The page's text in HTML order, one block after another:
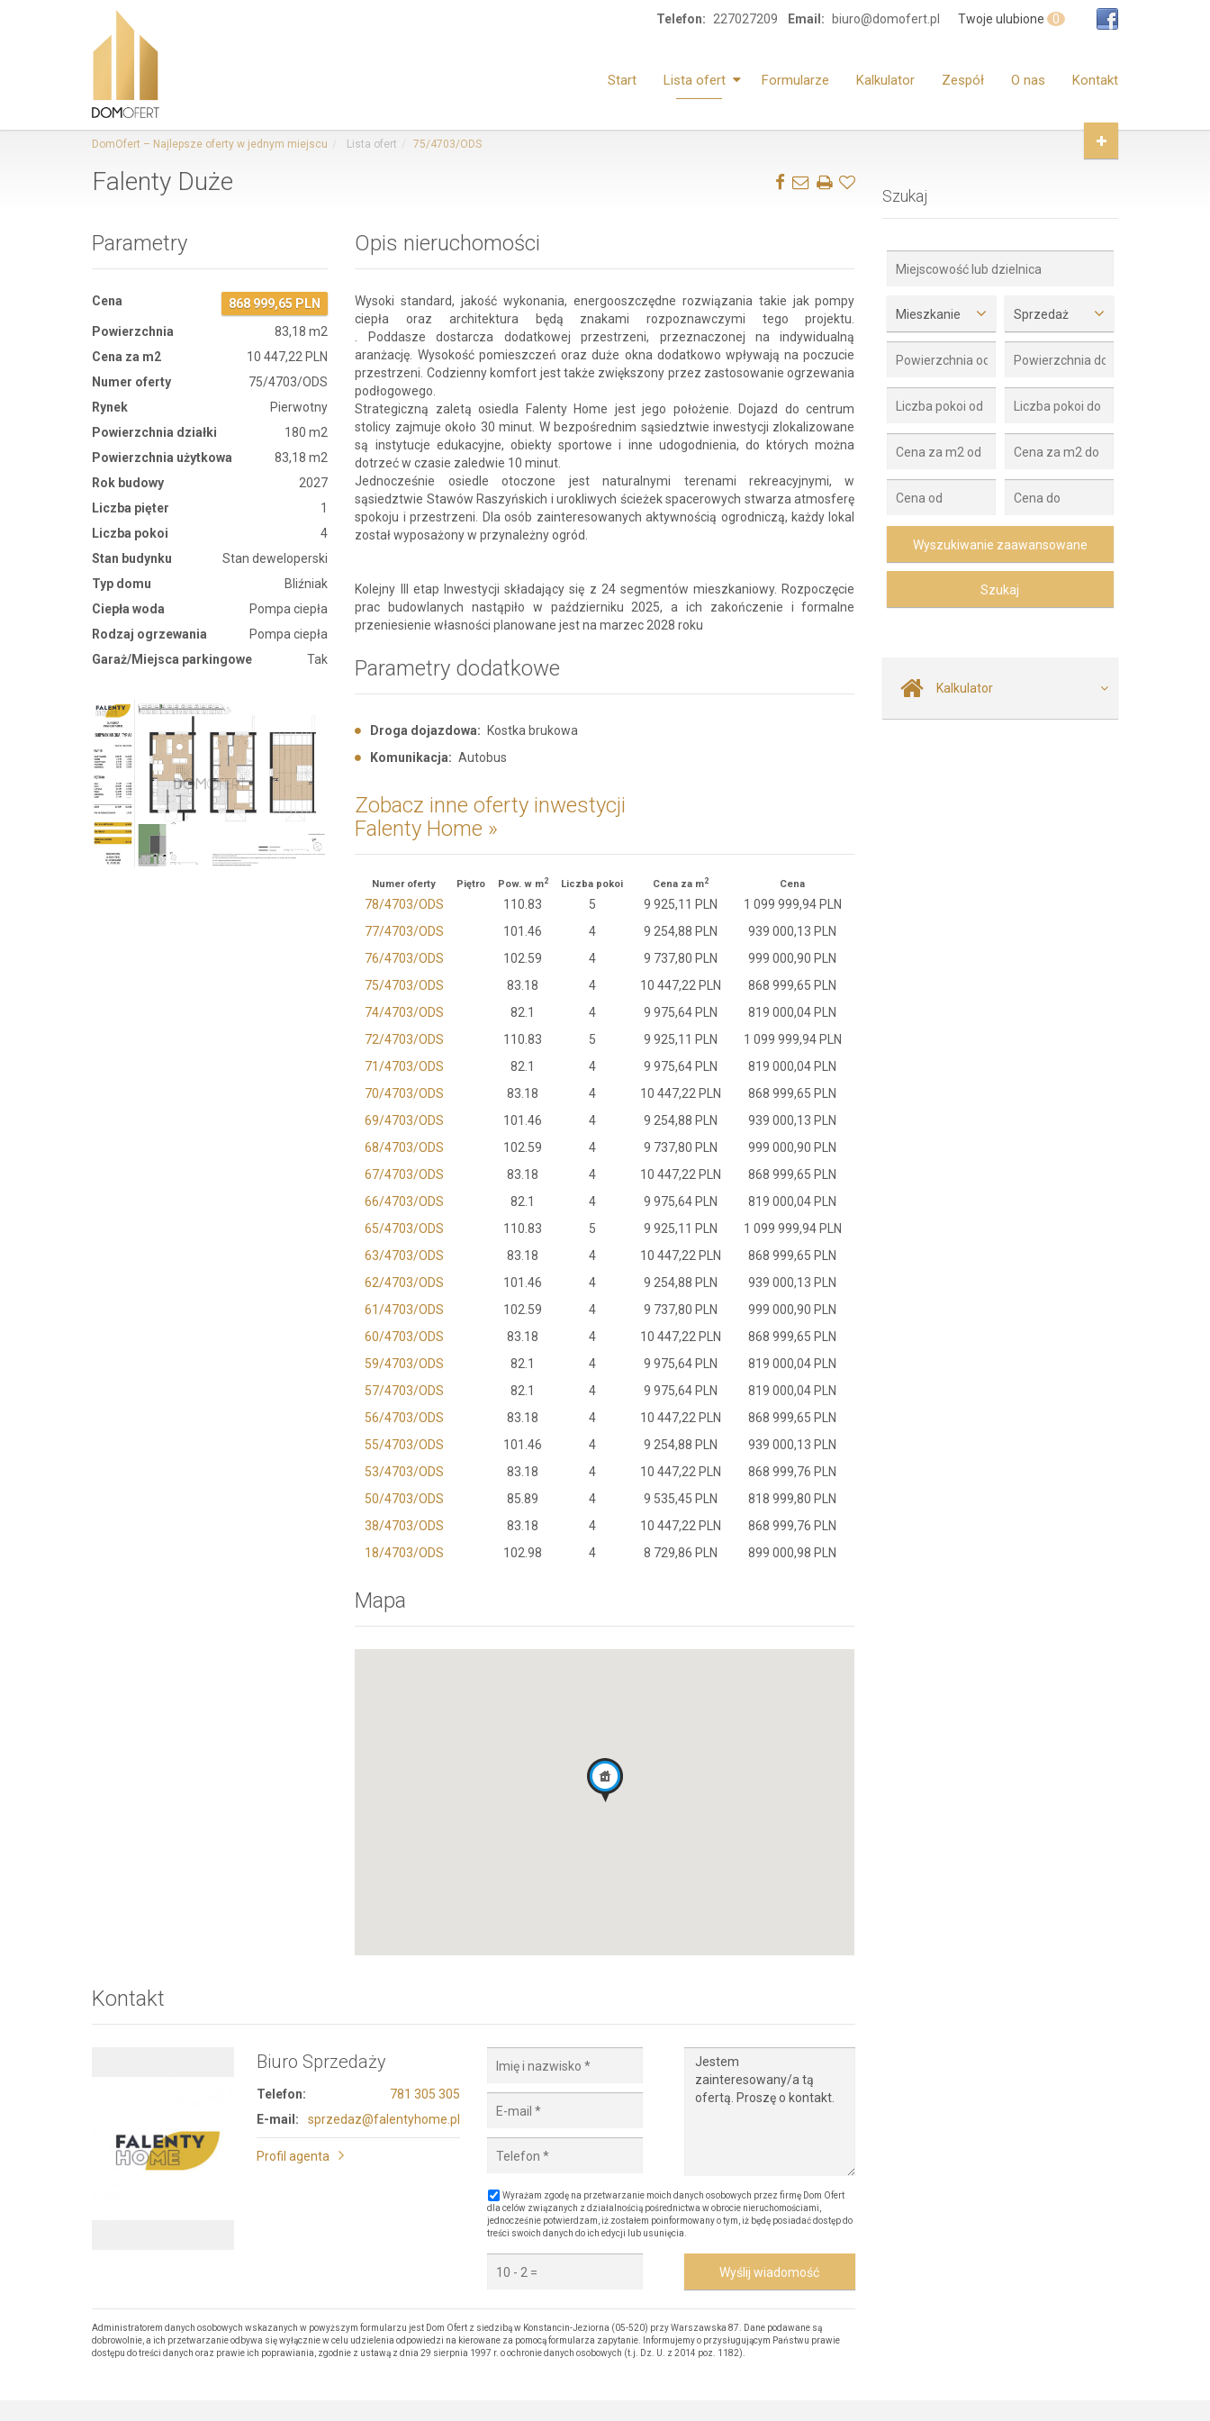
Twoje ulubione 0
Telefon: 227027209 Email: biuro@domofert.pl
Start Lista ofert Formularze Kalkulator Zespół O nas Kontakt
DomOfert – Najlepsze oferty w jednym miejscu Lista ofert 75/4703/ODS
Falenty Duże
Parametry
Cena
868 999,65 PLN
Powierzchnia
83,18 m2
Cena za m2
10 447,22 PLN
Numer oferty
75/4703/ODS
Rynek
Pierwotny
Powierzchnia działki
180 m2
Powierzchnia użytkowa
83,18 m2
Rok budowy
2027
Liczba pięter
1
Liczba pokoi
4
Stan budynku
Stan deweloperski
Typ domu
Bliźniak
Ciepła woda
Pompa ciepła
Rodzaj ogrzewania
Pompa ciepła
Garaż/Miejsca parkingowe
Tak
Opis nieruchomości
Wysoki standard, jakość wykonania, energooszczędne rozwiązania takie jak pompy
ciepła oraz architektura będą znakami rozpoznawczymi tego projektu.
. Poddasze dostarcza dodatkowej przestrzeni, przeznaczonej na indywidualną
aranżację. Wysokość pomieszczeń oraz duże okna dodatkowo wpływają na poczucie
przestrzeni. Codzienny komfort jest także zwiększony przez zastosowanie ogrzewania
podłogowego.
Strategiczną zaletą osiedla Falenty Home jest jego położenie. Dojazd do centrum
stolicy zajmuje około 30 minut. W bezpośrednim sąsiedztwie inwestycji zlokalizowane
są instytucje edukacyjne, obiekty sportowe i inne udogodnienia, do których można
dotrzeć w czasie zaledwie 10 minut.
Jednocześnie osiedle otoczone jest naturalnymi terenami rekreacyjnymi, w
sąsiedztwie Stawów Raszyńskich i urokliwych ścieżek spacerowych stwarza atmosferę
spokoju i przestrzeni. Dla osób zainteresowanych aktywnością ogrodniczą, każdy lokal
został wyposażony w przynależny ogród.
Kolejny III etap Inwestycji składający się z 24 segmentów mieszkaniowy. Rozpoczęcie
prac budowlanych nastąpiło w październiku 2025, a ich zakończenie i formalne
przeniesienie własności planowane jest na marzec 2028 roku
Parametry dodatkowe
Droga dojazdowa:
Kostka brukowa
Komunikacja: Autobus
Zobacz inne oferty inwestycji
Falenty Home »
Numer oferty Piętro Pow. w m2 Liczba pokoi Cena za m2 Cena
78/4703/ODS 110.83 5 9 925,11 PLN
1 099 999,94 PLN
77/4703/ODS
101.46 4 9 254,88 PLN
939 000,13 PLN
76/4703/ODS
102.59 4 9 737,80 PLN
999 000,90 PLN
75/4703/ODS
83.18 4 10 447,22 PLN
868 999,65 PLN
74/4703/ODS
82.1 4 9 975,64 PLN
819 000,04 PLN
72/4703/ODS
110.83 5 9 925,11 PLN
1 099 999,94 PLN
71/4703/ODS
82.1 4 9 975,64 PLN
819 000,04 PLN
70/4703/ODS
83.18 4 10 447,22 PLN
868 999,65 PLN
69/4703/ODS
101.46 4 9 254,88 PLN
939 000,13 PLN
68/4703/ODS
102.59 4 9 737,80 PLN
999 000,90 PLN
67/4703/ODS
83.18 4 10 447,22 PLN
868 999,65 PLN
66/4703/ODS
82.1 4 9 975,64 PLN
819 000,04 PLN
65/4703/ODS
110.83 5 9 925,11 PLN
1 099 999,94 PLN
63/4703/ODS
83.18 4 10 447,22 PLN
868 999,65 PLN
62/4703/ODS
101.46 4 9 254,88 PLN
939 000,13 PLN
61/4703/ODS
102.59 4 9 737,80 PLN
999 000,90 PLN
60/4703/ODS
83.18 4 10 447,22 PLN
868 999,65 PLN
59/4703/ODS
82.1 4 9 975,64 PLN
819 000,04 PLN
57/4703/ODS
82.1 4 9 975,64 PLN
819 000,04 PLN
56/4703/ODS
83.18 4 10 447,22 PLN
868 999,65 PLN
55/4703/ODS
101.46 4 9 254,88 PLN
939 000,13 PLN
53/4703/ODS
83.18 4 10 447,22 PLN
868 999,76 PLN
50/4703/ODS
85.89 4 9 535,45 PLN
818 999,80 PLN
38/4703/ODS
83.18 4 10 447,22 PLN
868 999,76 PLN
18/4703/ODS
102.98 4 8 729,86 PLN 899 000,98 PLN
Mapa
Kontakt
Biuro Sprzedaży
Telefon:
781 305 305
E-mail:
sprzedaz@falentyhome.pl
Profil agenta
Wyrażam zgodę na przetwarzanie moich danych osobowych przez firmę Dom Ofert
dla celów związanych z działalnością pośrednictwa w obrocie nieruchomościami,
jednocześnie potwierdzam, iż zostałem poinformowany o tym, iż będę posiadać dostęp do
treści swoich danych do ich edycji lub usunięcia.
Wyślij wiadomość
Administratorem danych osobowych wskazanych w powyższym formularzu jest Dom Ofert z siedzibą w Konstancin-Jeziorna (05-520) przy Warszawska 87. Dane podawane są
dobrowolnie, a ich przetwarzanie odbywa się wyłącznie w celu udzielenia odpowiedzi na kierowane za pomocą formularza zapytanie. Informujemy o przysługującym Państwu prawie
dostępu do treści danych oraz prawie ich poprawiania, zgodnie z ustawą z dnia 29 sierpnia 1997 r. o ochronie danych osobowych (t.j. Dz. U. z 2014 poz. 1182).
Szukaj
Mieszkanie Sprzedaż
Kalkulator